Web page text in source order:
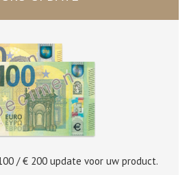
/ € 200 update voor uw product.